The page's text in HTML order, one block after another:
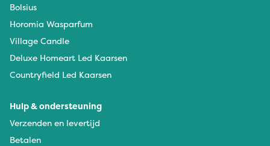
Bolsius
Horomia Wasparfum
Village Candle
Deluxe Homeart Led Kaarsen
Countryfield Led Kaarsen
Hulp & ondersteuning
Verzenden en levertijd
Betalen